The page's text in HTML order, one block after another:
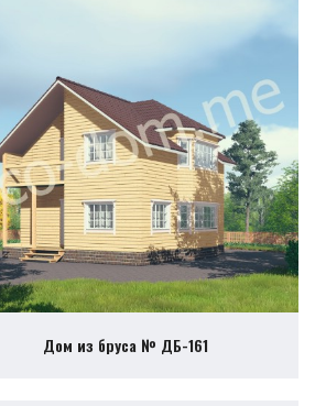
Дом из бруса № ДБ-161